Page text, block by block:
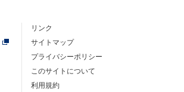
リンク
サイトマップ
プライバシーポリシー
このサイトについて
利用規約